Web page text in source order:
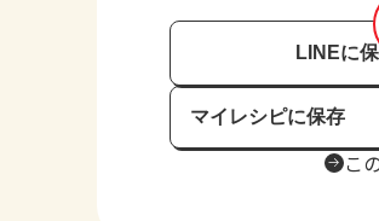
LINEに
マイレシピに保存
保存済み
こ